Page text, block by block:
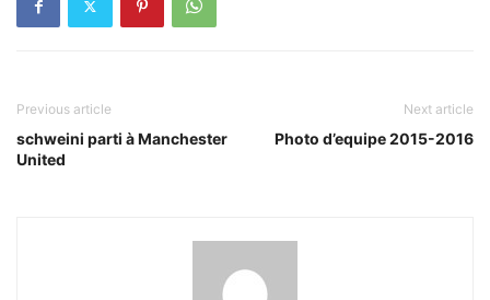
Previous article
schweini parti à Manchester
United
Next article
Photo d’equipe 2015-2016